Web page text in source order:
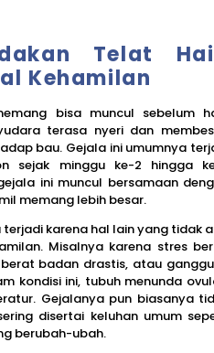
Telat
Kehamilan
bisa muncul sebelum
terasa nyeri dan
bau. Gejala ini umumnya
sejak minggu ke-2 hingga
ini muncul bersamaan
memang lebih besar.
karena hal lain yang tidak
Misalnya karena stres
badan drastis, atau
kondisi ini, tubuh menunda
Gejalanya pun biasanya
disertai keluhan umum
berubah-ubah.